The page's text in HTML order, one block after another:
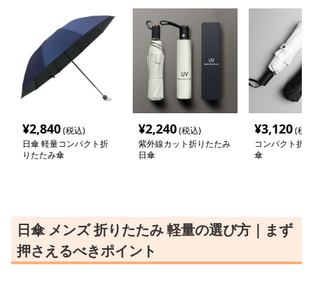
¥2,840(税込)
日傘 軽量コンパクト折
りたたみ傘
¥2,240(税込)
紫外線カット折りたたみ
日傘
¥3,120(税
コンパクト折
傘
日傘 メンズ 折りたたみ 軽量の選び方｜まず
押さえるべきポイント